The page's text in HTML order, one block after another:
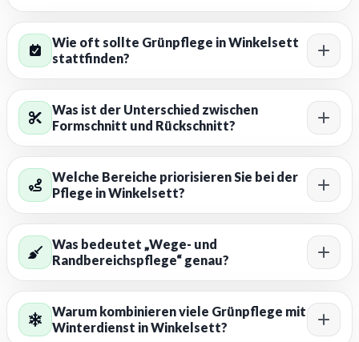
Wie oft sollte Grünpflege in Winkelsett
stattfinden?
Was ist der Unterschied zwischen
Formschnitt und Rückschnitt?
Welche Bereiche priorisieren Sie bei der
Pflege in Winkelsett?
Was bedeutet „Wege- und
Randbereichspflege“ genau?
Warum kombinieren viele Grünpflege mit
Winterdienst in Winkelsett?